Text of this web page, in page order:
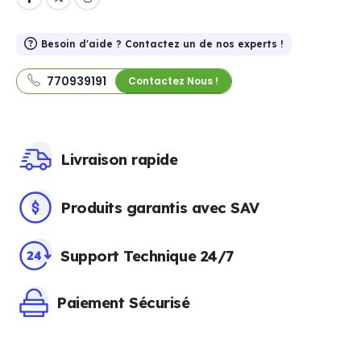
Besoin d'aide ? Contactez un de nos experts !
770939191 Contactez Nous !
Livraison rapide
Produits garantis avec SAV
Support Technique 24/7
Paiement Sécurisé